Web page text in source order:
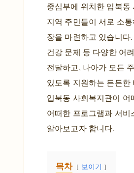
중심부에 위치한 입북
지역 주민들이 서로 소
장을 마련하고 있습니
건강 문제 등 다양한 어
전달하고, 나아가 모든
있도록 지원하는 든든
입북동 사회복지관이
어떠한 프로그램과 서
알아보고자 합니다.
목차 보이기